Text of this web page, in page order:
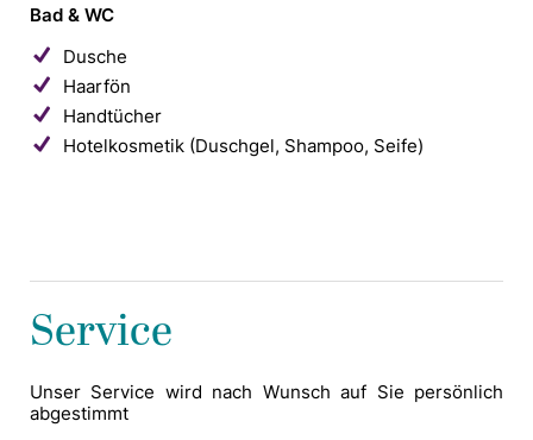
Bad & WC
Dusche
Haarfön
Handtücher
Hotelkosmetik (Duschgel, Shampoo, Seife)
Service
Unser Service wird nach Wunsch auf Sie persönlich
abgestimmt